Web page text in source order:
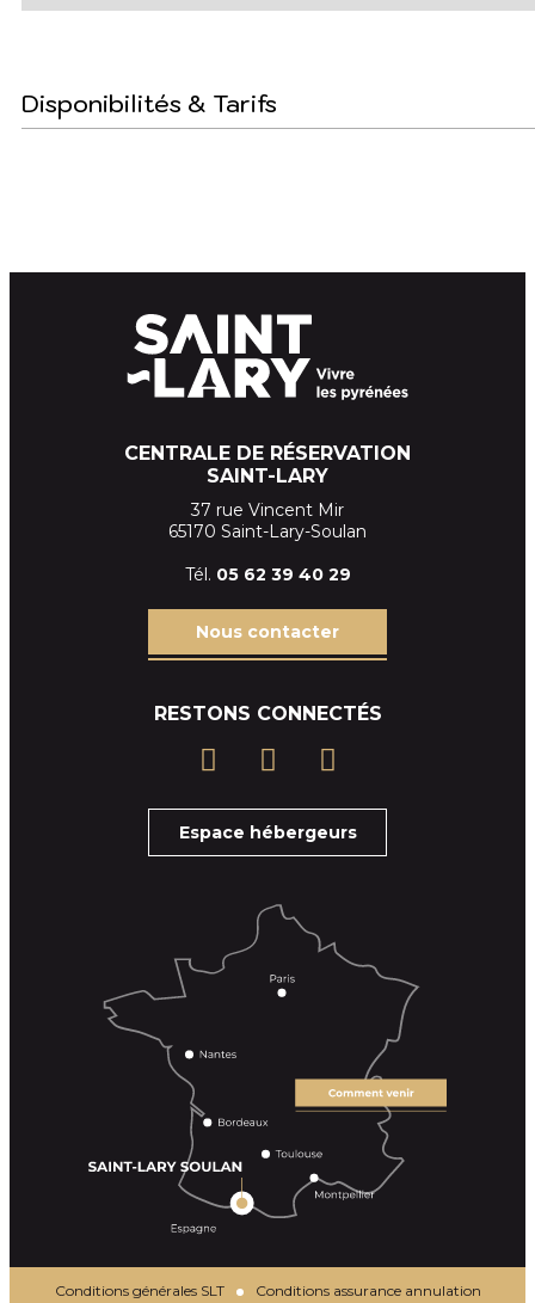
Disponibilités & Tarifs
CENTRALE DE RÉSERVATION
SAINT-LARY
37 rue Vincent Mir
65170 Saint-Lary-Soulan
Tél. 05 62 39 40 29
Nous contacter
RESTONS CONNECTÉS
Espace hébergeurs
Conditions générales SLT
Conditions assurance annulation